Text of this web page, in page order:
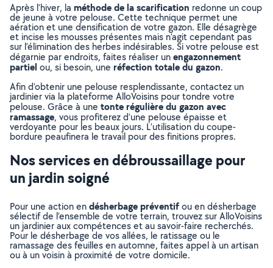
Après l’hiver, la méthode de la scarification redonne un coup
de jeune à votre pelouse. Cette technique permet une
aération et une densification de votre gazon. Elle désagrège
et incise les mousses présentes mais n’agit cependant pas
sur l’élimination des herbes indésirables. Si votre pelouse est
dégarnie par endroits, faites réaliser unengazonnement
partiel ou, si besoin, une réfection totale du gazon.
Afin d’obtenir une pelouse resplendissante, contactez un
jardinier via la plateforme AlloVoisins pour tondre votre
pelouse. Grâce à une tonte régulière du gazon avec
ramassage, vous profiterez d’une pelouse épaisse et
verdoyante pour les beaux jours. L’utilisation du coupe-
bordure peaufinera le travail pour des finitions propres.
Nos services en débroussaillage pour
un jardin soigné
Pour une action endésherbage préventifou en désherbage
sélectif de l’ensemble de votre terrain, trouvez sur AlloVoisins
un jardinier aux compétences et au savoir-faire recherchés.
Pour le désherbage de vos allées, le ratissage ou le
ramassage des feuilles en automne, faites appel à un artisan
ou à un voisin à proximité de votre domicile.